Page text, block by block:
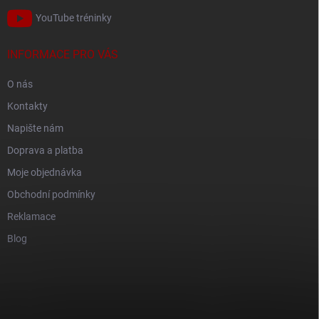
YouTube tréninky
INFORMACE PRO VÁS
O nás
Kontakty
Napište nám
Doprava a platba
Moje objednávka
Obchodní podmínky
Reklamace
Blog